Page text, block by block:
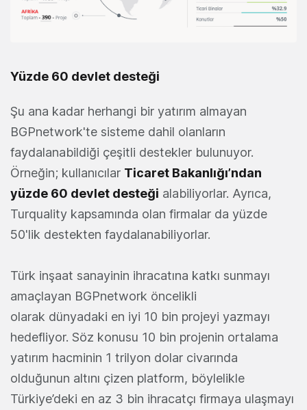
Yüzde 60 devlet desteği
Şu ana kadar herhangi bir yatırım almayan
BGPnetwork'te sisteme dahil olanların
faydalanabildiği çeşitli destekler bulunuyor.
Örneğin; kullanıcılar Ticaret Bakanlığı’ndan
yüzde 60 devlet desteği alabiliyorlar. Ayrıca,
Turquality kapsamında olan firmalar da yüzde
50'lik destekten faydalanabiliyorlar.
Türk inşaat sanayinin ihracatına katkı sunmayı
amaçlayan BGPnetwork öncelikli
olarak dünyadaki en iyi 10 bin projeyi yazmayı
hedefliyor. Söz konusu 10 bin projenin ortalama
yatırım hacminin 1 trilyon dolar civarında
olduğunun altını çizen platform, böylelikle
Türkiye’deki en az 3 bin ihracatçı firmaya ulaşmayı